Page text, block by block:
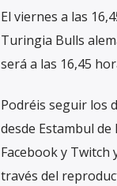
El viernes a las
Turingia Bulls
será a las 16,45
Podréis seguir los
desde Estambul
Facebook y
través del